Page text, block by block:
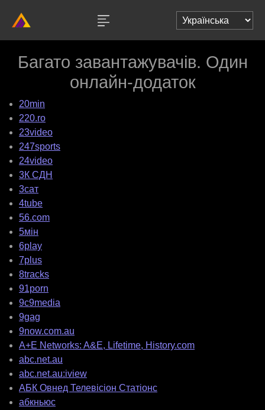
Багато завантажувачів. Один
онлайн-додаток
20min
220.ro
23video
247sports
24video
3К СДН
3сат
4tube
56.com
5мін
6play
7plus
8tracks
91porn
9c9media
9gag
9now.com.au
A+E Networks: A&E, Lifetime, History.com
abc.net.au
abc.net.au:iview
АБК Овнед Телевісіон Статіонс
абкньюс